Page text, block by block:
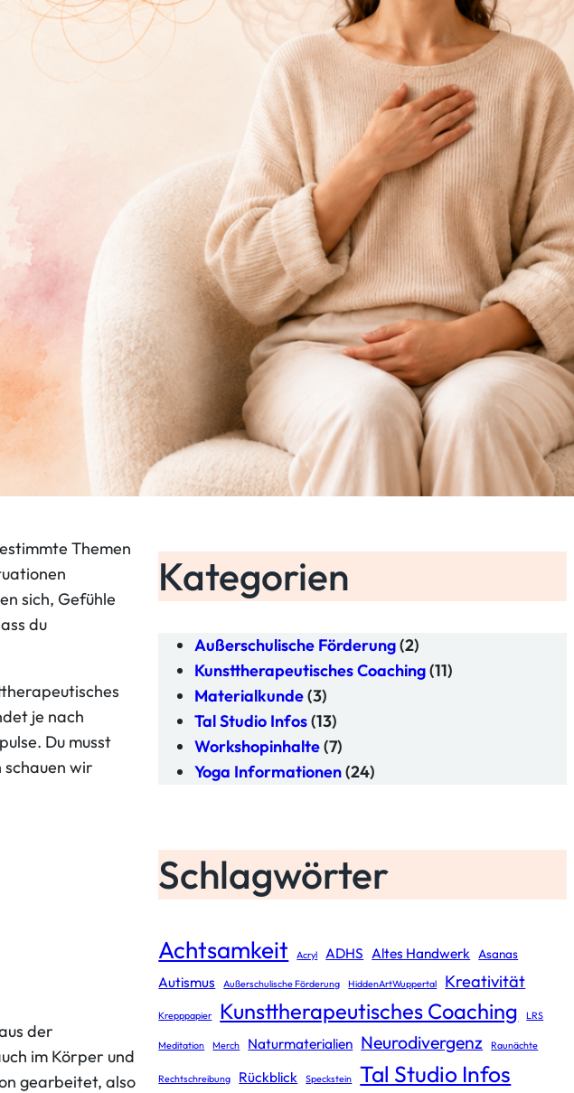
Themen
sich, Gefühle
du
je nach
Du musst
wir
der
im Körper und
gearbeitet, also
Kategorien
Außerschulische Förderung(2)
Kunsttherapeutisches Coaching(11)
Materialkunde(3)
Tal Studio Infos(13)
Workshopinhalte(7)
Yoga Informationen(24)
Schlagwörter
Achtsamkeit Acryl ADHS Altes Handwerk Asanas
Autismus Außerschulische Förderung HiddenArtWuppertal Kreativität
Krepppapier Kunsttherapeutisches Coaching LRS
Meditation Merch Naturmaterialien Neurodivergenz Raunächte
Rechtschreibung Rückblick Speckstein Tal Studio Infos